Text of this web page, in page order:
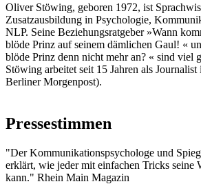
Oliver Stöwing, geboren 1972, ist
Zusatzausbildung in Psychologie,
NLP. Seine Beziehungsratgeber »Wann
blöde Prinz auf seinem dämlichen Gaul! «
blöde Prinz denn nicht mehr an? « sind viel
Stöwing arbeitet seit 15 Jahren als
Berliner Morgenpost).
Pressestimmen
"Der Kommunikationspsychologe und
erklärt, wie jeder mit einfachen Tricks seine
kann." Rhein Main Magazin